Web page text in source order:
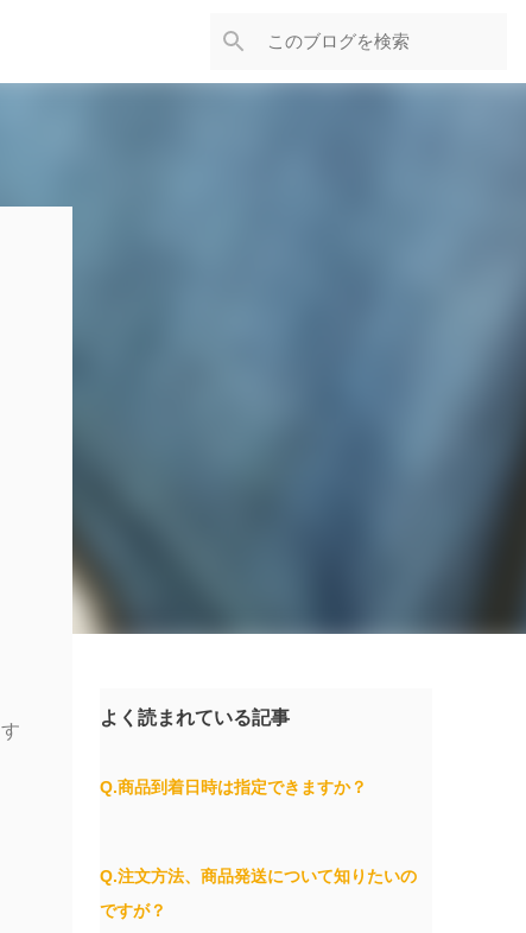
よく読まれている記事
Q.商品到着日時は指定できますか？
Q.注文方法、商品発送について知りたいの
ですが？